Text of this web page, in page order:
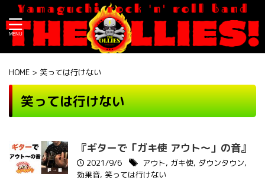
HOME > 笑っては行けない
笑っては行けない
『ギターで「ガキ使 アウト〜」の音』
2021/9/6 アウト, ガキ使, ダウンタウン,
効果音, 笑っては行けない